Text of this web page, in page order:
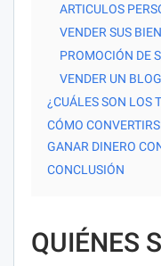
ARTICULOS
VENDER SUS
PROMOCIÓN DE
VENDER UN
¿CUÁLES SON LOS
CÓMO
GANAR DINERO
CONCLUSIÓN
QUIÉNES